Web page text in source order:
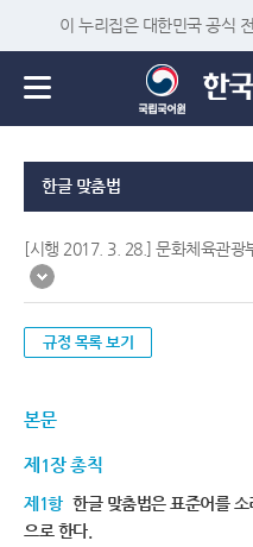
이 누리집은 대한민국 공식
한글 맞춤법
[시행 2017. 3. 28.] 문화체육관
규정 목록 보기
본문
제1장 총칙
제1항 한글 맞춤법은 표준어를
으로 한다.